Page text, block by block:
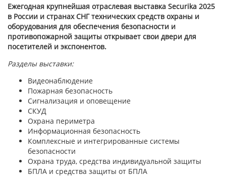
Ежегодная крупнейшая отраслевая выставка Securika 2025
в России и странах СНГ технических средств охраны и
оборудования для обеспечения безопасности и
противопожарной защиты открывает свои двери для
посетителей и экспонентов.
Разделы выставки:
Видеонаблюдение
Пожарная безопасность
Сигнализация и оповещение
СКУД
Охрана периметра
Информационная безопасность
Комплексные и интегрированные системы
безопасности
Охрана труда, средства индивидуальной защиты
БПЛА и средства защиты от БПЛА